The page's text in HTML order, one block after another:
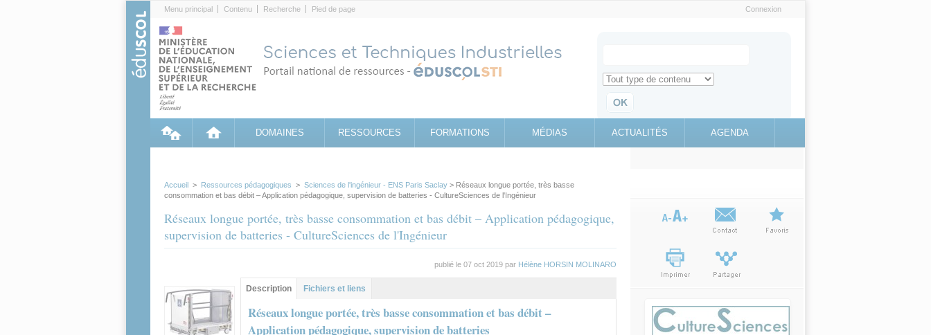
Menu principal Contenu Recherche Pied de page Connexion
Search for
Retrouvez toute l'information sur le site education.gouv.fr
DOMAINES RESSOURCES FORMATIONS MÉDIAS ACTUALITÉS AGENDA
Accueil > Ressources pédagogiques > Sciences de l'ingénieur - ENS Paris Saclay > Réseaux longue portée, très basse
consommation et bas débit – Application pédagogique, supervision de batteries - CultureSciences de l'Ingénieur
Réseaux longue portée, très basse consommation et bas débit – Application pédagogique,
supervision de batteries - CultureSciences de l'Ingénieur
publié le 07 oct 2019 par Hélène HORSIN MOLINARO
Contenu principal
Description (onglet
actif)
Fichiers et liens
Réseaux longue portée, très basse consommation et bas débit –
Application pédagogique, supervision de batteries